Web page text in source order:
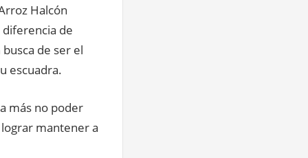
Halcón
de
de ser el
escuadra.
más no poder
mantener a